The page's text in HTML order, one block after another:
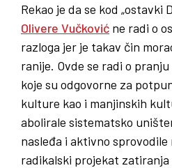
Rekao je da se kod
Olivere Vučković ne radi o
razloga jer je takav čin
ranije. Ovde se radi o
koje su odgovorne za
kulture kao i manjinskih
abolirale sistematsko
nasleđa i aktivno
radikalski projekat zatiranja